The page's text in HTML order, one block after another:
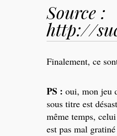
Source :
http://
Finalement, ce
PS : oui, mon jeu
sous titre est
même temps,
est pas mal